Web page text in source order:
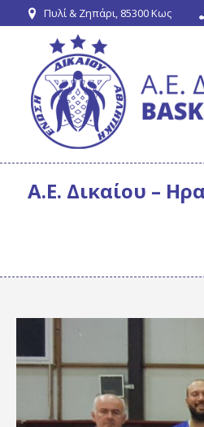
Πυλί & Ζηπάρι, 85300 Κως
Α.Ε. Δικαίου –